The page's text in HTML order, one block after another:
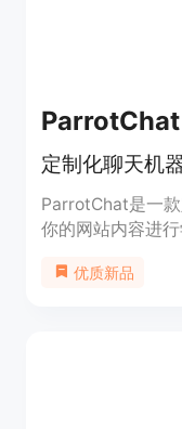
ParrotChat
定制化聊天机
ParrotChat是一
你的网站内容进
ParrotChat集成
优质新品